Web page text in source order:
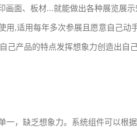
画面、板材...就能做出各种展览展
用 ,适用每年多次参展且愿意自己动
己产品的特点发挥想象力创造出自
，缺乏想象力。系统组件可以